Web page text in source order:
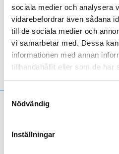
sociala medier och analysera
vidarebefordrar även sådana
till de sociala medier och
vi samarbetar med. Dessa
informationen med annan
tillhandahållit eller som de har
deras tjänster.
Samtyckesval
Nödvändig
Inställningar
kan bli
Aktuellt
Svensk polis
expanderande
konkreta …
mäktigaste